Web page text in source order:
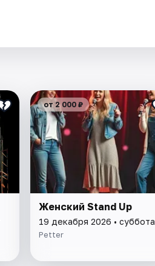
от 2 000 ₽
Женский Stand Up
19 декабря 2026 • суббота
Petter